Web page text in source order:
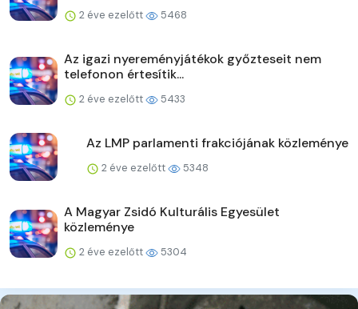
2 éve ezelőtt 5468
Az igazi nyereményjátékok győzteseit nem
telefonon értesítik...
2 éve ezelőtt 5433
Az LMP parlamenti frakciójának közleménye
2 éve ezelőtt 5348
A Magyar Zsidó Kulturális Egyesület
közleménye
2 éve ezelőtt 5304